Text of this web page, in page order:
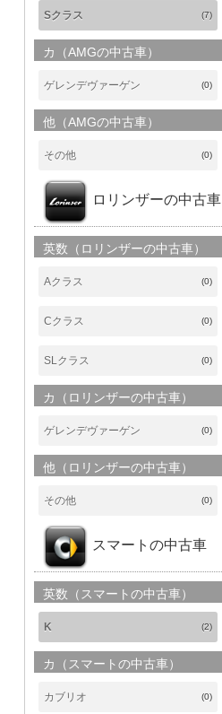
Sクラス (7)
カ（AMGの中古車）
ゲレンデヴァーゲン (0)
他（AMGの中古車）
その他 (0)
ロリンザーの中古車
英数（ロリンザーの中古車）
Aクラス (0)
Cクラス (0)
SLクラス (0)
カ（ロリンザーの中古車）
ゲレンデヴァーゲン (0)
他（ロリンザーの中古車）
その他 (0)
スマートの中古車
英数（スマートの中古車）
K (2)
カ（スマートの中古車）
カブリオ (0)